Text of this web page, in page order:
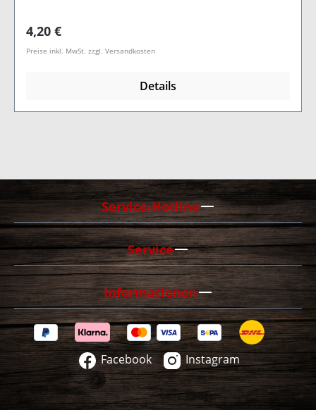
neuartigen Form bieten unsere Chocoladen ein
ganz besonderes und intensives
trägt der Käufer die Verantwortung über die
und Gluten möglich. Kakao: 34% mindestens.
Kühl und trocken lagern (12-16°C). Verpackung:
60g Nährwerte per 100g: Energie Fett
dav.ges.Fetts. Kohlenhydrate Davon Zucker
Eiweiß Salz 2539kj / 607 kcal 43g 20g 46g 43g 7g
0,17g
Regulärer Preis:
4,20 €
Preise inkl. MwSt. zzgl. Versandkosten
Details
Service-Hotline
Service
Informationen
Facebook Instagram